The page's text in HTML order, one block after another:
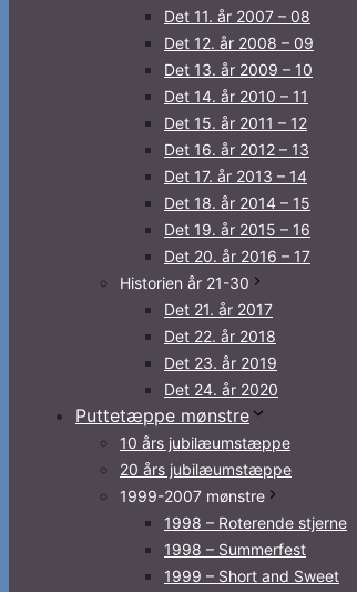
Det 11. år 2007 – 08
Det 12. år 2008 – 09
Det 13. år 2009 – 10
Det 14. år 2010 – 11
Det 15. år 2011 – 12
Det 16. år 2012 – 13
Det 17. år 2013 – 14
Det 18. år 2014 – 15
Det 19. år 2015 – 16
Det 20. år 2016 – 17
Historien år 21-30
Det 21. år 2017
Det 22. år 2018
Det 23. år 2019
Det 24. år 2020
Puttetæppe mønstre
10 års jubilæumstæppe
20 års jubilæumstæppe
1999-2007 mønstre
1998 – Roterende stjerne
1998 – Summerfest
1999 – Short and Sweet